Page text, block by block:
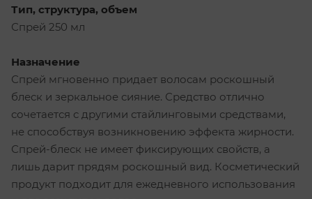
Тип, структура, объем
Спрей 250 мл
Назначение
Спрей мгновенно придает волосам роскошный
блеск и зеркальное сияние. Средство отлично
сочетается с другими стайлинговыми средствами,
не способствуя возникновению эффекта жирности.
Спрей-блеск не имеет фиксирующих свойств, а
лишь дарит прядям роскошный вид. Косметический
продукт подходит для ежедневного использования